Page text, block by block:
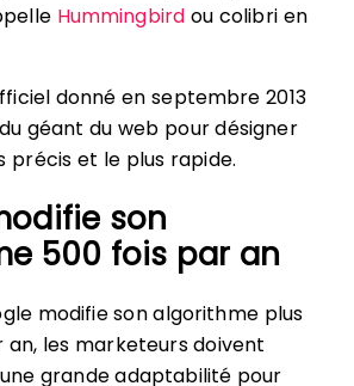
Hummingbird ou colibri en
donné en septembre 2013
géant du web pour désigner
précis et le plus rapide.
son
500 fois par an
modifie son algorithme plus
an, les marketeurs doivent
grande adaptabilité pour